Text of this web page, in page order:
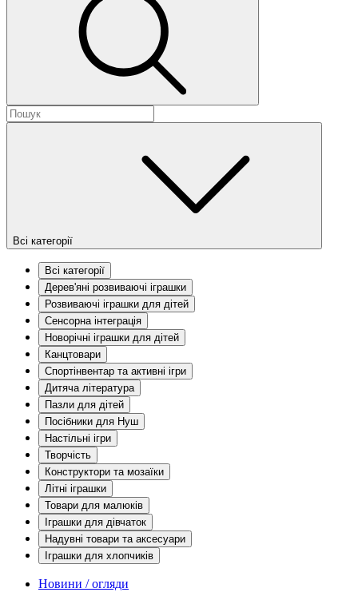
Всі категорії
Всі категорії
Дерев'яні розвиваючі іграшки
Розвиваючі іграшки для дітей
Сенсорна інтеграція
Новорічні іграшки для дітей
Канцтовари
Спортінвентар та активні ігри
Дитяча література
Пазли для дітей
Посібники для Нуш
Настільні ігри
Творчість
Конструктори та мозаїки
Літні іграшки
Товари для малюків
Іграшки для дівчаток
Надувні товари та аксесуари
Іграшки для хлопчиків
Новини / огляди